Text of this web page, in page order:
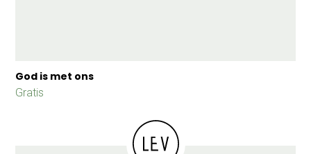
God is met ons
Gratis